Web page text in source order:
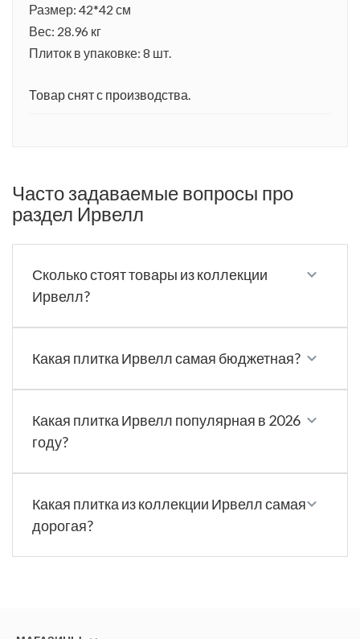
Размер: 42*42 см
Вес: 28.96 кг
Плиток в упаковке: 8 шт.
Товар снят с производства.
Часто задаваемые вопросы про
раздел Ирвелл
Сколько стоят товары из коллекции
Ирвелл?
Какая плитка Ирвелл самая бюджетная?
Какая плитка Ирвелл популярная в 2026
году?
Какая плитка из коллекции Ирвелл самая
дорогая?